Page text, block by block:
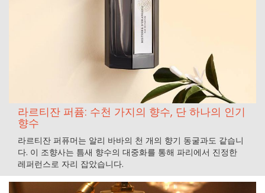
라르티잔 퍼퓸: 수천 가지의 향수, 단 하나의 인기
향수
라르티잔 퍼퓨머는 알리 바바의 천 개의 향기 동굴과도 같습니
다. 이 조향사는 틈새 향수의 대중화를 통해 파리에서 진정한
레퍼런스로 자리 잡았습니다.